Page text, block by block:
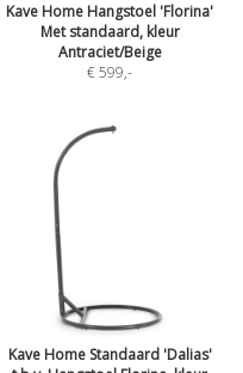
Kave Home Hangstoel 'Florina'
Met standaard, kleur
Antraciet/Beige
€ 599,-
Kave Home Standaard 'Dalias'